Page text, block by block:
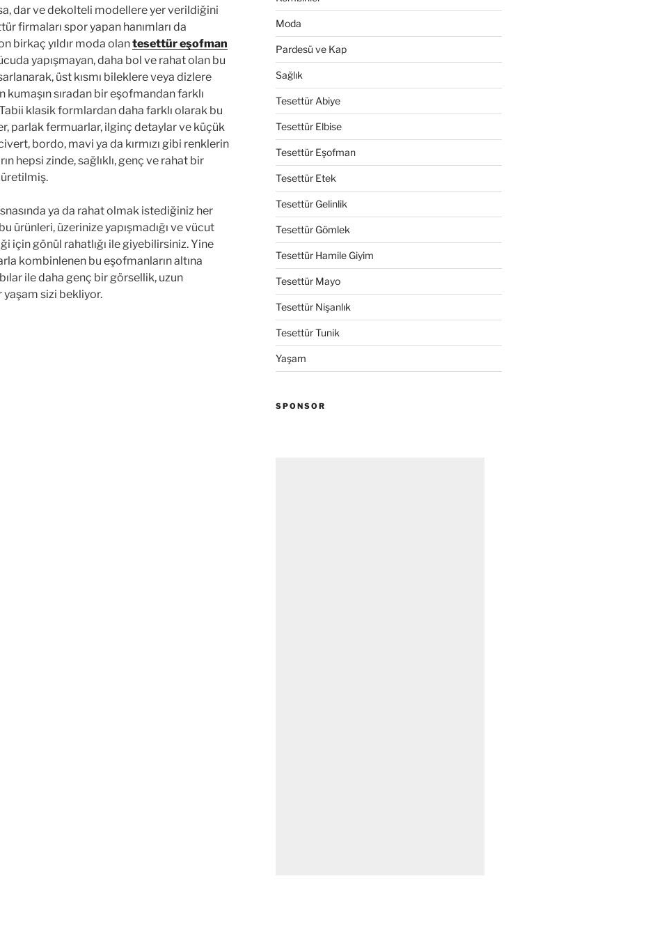
dar ve dekolteli modellere yer verildiğini
firmaları spor yapan hanımları da
birkaç yıldır moda olantesettür eşofman
yapışmayan, daha bol ve rahat olan bu
üst kısmı bileklere veya dizlere
kumaşın sıradan bir eşofmandan farklı
klasik formlardan daha farklı olarak bu
parlak fermuarlar, ilginç detaylar ve küçük
bordo, mavi ya da kırmızı gibi renklerin
hepsi zinde, sağlıklı, genç ve rahat bir
ya da rahat olmak istediğiniz her
ürünleri, üzerinize yapışmadığı ve vücut
için gönül rahatlığı ile giyebilirsiniz. Yine
kombinlenen bu eşofmanların altına
ile daha genç bir görsellik, uzun
sizi bekliyor.
Moda
Pardesü ve Kap
Sağlık
Tesettür Abiye
Tesettür Elbise
Tesettür Eşofman
Tesettür Etek
Tesettür Gelinlik
Tesettür Gömlek
Tesettür Hamile Giyim
Tesettür Mayo
Tesettür Nişanlık
Tesettür Tunik
Yaşam
SPONSOR